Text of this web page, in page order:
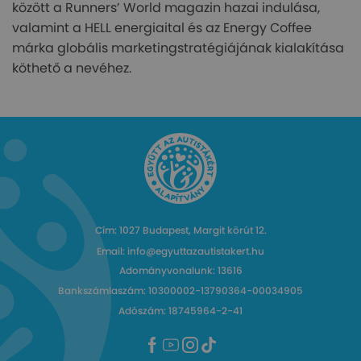
között a Runners’ World magazin hazai indulása,
valamint a HELL energiaital és az Energy Coffee
márka globális marketingstratégiájának kialakítása
köthető a nevéhez.
Cím: 1027 Budapest, Margit körút 12.
Email: info@egyuttazautistakert.hu
Adományvonalunk: 13616
Bankszámlaszám: 10300002-13790364-00034905
Adószám: 18745964-2-41